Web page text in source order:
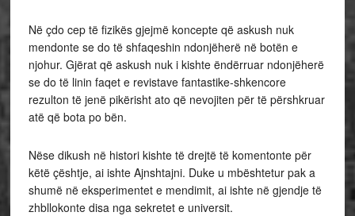
Në çdo cep të fizikës gjejmë koncepte që askush nuk
mendonte se do të shfaqeshin ndonjëherë në botën e
njohur. Gjërat që askush nuk i kishte ëndërruar ndonjëherë
se do të linin faqet e revistave fantastike-shkencore
rezulton të jenë pikërisht ato që nevojiten për të përshkruar
atë që bota po bën.
Nëse dikush në histori kishte të drejtë të komentonte për
këtë çështje, ai ishte Ajnshtajni. Duke u mbështetur pak a
shumë në eksperimentet e mendimit, ai ishte në gjendje të
zhbllokonte disa nga sekretet e universit.